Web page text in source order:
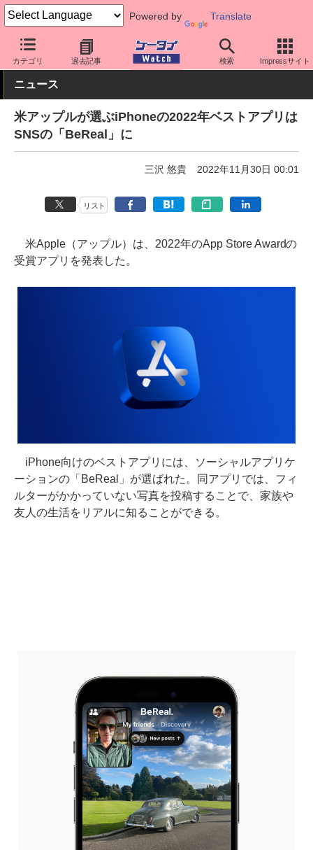
Powered by Translate
カテゴリ 過去記事 検索 Impressサイト
ケータイ Watch OS iPhone (iOS) アプリ・サービス
ニュース
米アップルが選ぶiPhoneの2022年ベストアプリは
SNSの「BeReal」に
三沢 悠貴 2022年11月30日 00:01
リスト
米Apple（アップル）は、2022年のApp Store Awardの
受賞アプリを発表した。
iPhone向けのベストアプリには、ソーシャルアプリケ
ーションの「BeReal」が選ばれた。同アプリでは、フィ
ルターがかかっていない写真を投稿することで、家族や
友人の生活をリアルに知ることができる。